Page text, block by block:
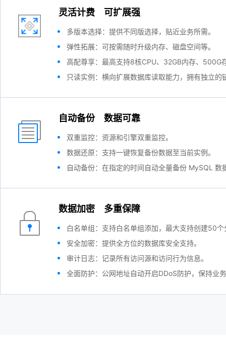
灵活计费 可扩展强
多版本选择：提供不同版选择，贴近业务所需。
弹性拓展：可按需随时升级内存、磁盘空间等。
高配尊享：最高支持8核CPU、32GB内存、500G
只读实例：横向扩展数据库读取能力，拥有独立
自动备份 数据可靠
双重监控：资源和引擎双重监控。
数据还原：支持一键恢复备份数据至当前实例。
自动备份：在指定的时间自动全量备份 MySQL 数
数据加密 多重保障
白名单组：支持白名单组添加，最大支持创建50个
安全加密：提供全方位的数据库安全支持。
审计日志：记录所有访问源和访问行为信息。
全面防护：公网地址自动开启DDoS防护，保持业